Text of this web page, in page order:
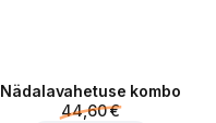
Nädalavahetuse kombo
44,60 €